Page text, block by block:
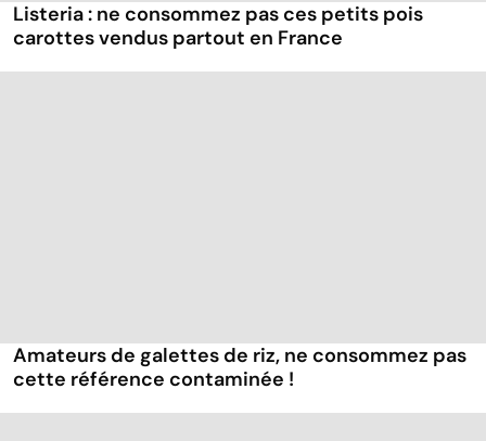
Listeria : ne consommez pas ces petits pois
carottes vendus partout en France
Amateurs de galettes de riz, ne consommez pas
cette référence contaminée !